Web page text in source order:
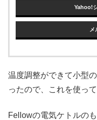
Yahoo!
温度調整ができて小型
ったので、これを使って
Fellowの電気ケトルの